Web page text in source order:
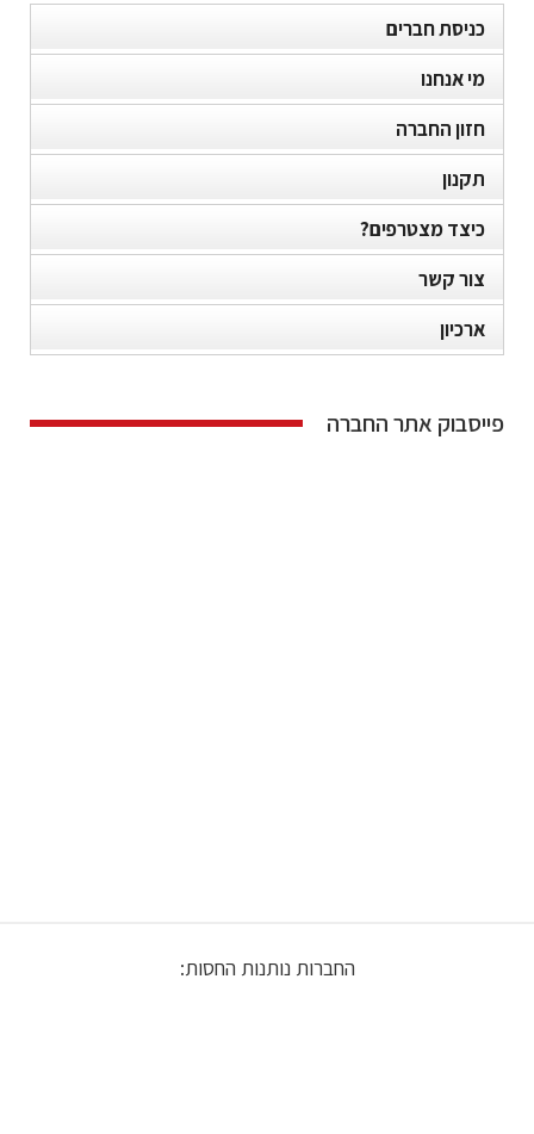
כניסת חברים
מי אנחנו
חזון החברה
תקנון
כיצד מצטרפים?
צור קשר
ארכיון
פייסבוק אתר החברה
החברות נותנות החסות: